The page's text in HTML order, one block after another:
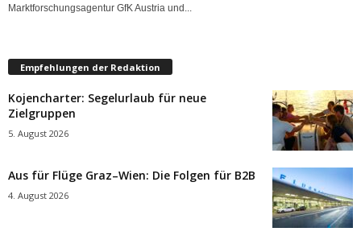
Marktforschungsagentur GfK Austria und...
Empfehlungen der Redaktion
Kojencharter: Segelurlaub für neue
Zielgruppen
5. August 2026
Aus für Flüge Graz–Wien: Die Folgen für B2B
4. August 2026